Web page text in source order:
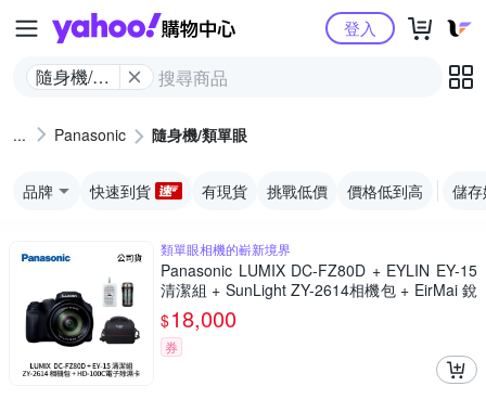
Yahoo購物中心
隨身機/類
登入
Panasonic 隨身機/類單眼
品牌 快速到貨 有現貨 挑戰低價 價格低到高 儲
類單眼相機的嶄新境界
Panasonic LUMIX DC-FZ80D + EYLIN EY-15
清潔組 + SunLight ZY-2614相機包 + EirMai 銳
瑪 HD-100C電子除濕卡 FZ80D (公司貨)
$18,000
券